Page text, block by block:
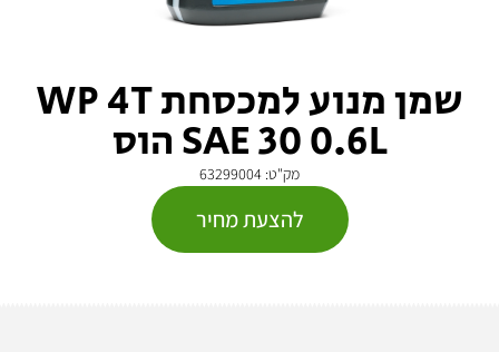
שמן מנוע למכסחת WP 4T
SAE 30 0.6L הוס
מק"ט: 63299004
להצעת מחיר